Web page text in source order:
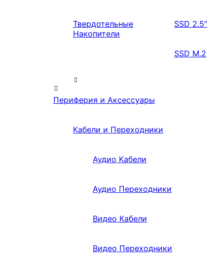
Твердотельные
Накопители
SSD 2.5″
SSD M.2
Периферия и Аксессуары
Кабели и Переходники
Аудио Кабели
Аудио Переходники
Видео Кабели
Видео Переходники